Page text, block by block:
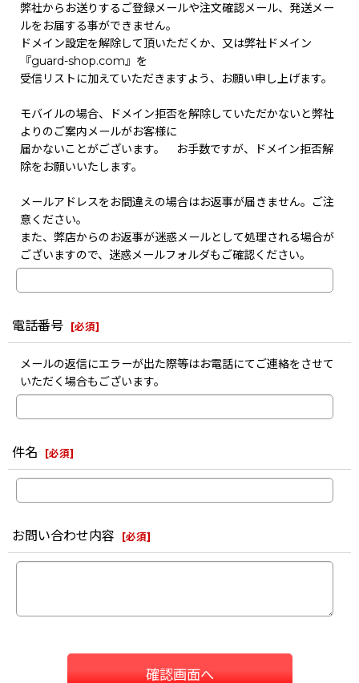
弊社からお送りするご登録メールや注文確認メール、発送メー
ルをお届する事ができません。
ドメイン設定を解除して頂いただくか、又は弊社ドメイン
『guard-shop.com』を
受信リストに加えていただきますよう、お願い申し上げます。
モバイルの場合、ドメイン拒否を解除していただかないと弊社
よりのご案内メールがお客様に
届かないことがございます。 お手数ですが、ドメイン拒否解
除をお願いいたします。
メールアドレスをお間違えの場合はお返事が届きません。ご注
意ください。
また、弊店からのお返事が迷惑メールとして処理される場合が
ございますので、迷惑メールフォルダもご確認ください。
電話番号 [必須]
メールの返信にエラーが出た際等はお電話にてご連絡をさせて
いただく場合もございます。
件名 [必須]
お問い合わせ内容 [必須]
確認画面へ